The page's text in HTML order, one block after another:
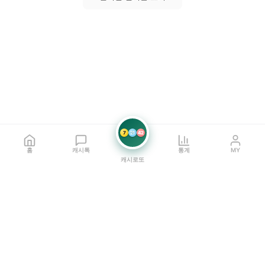
홈 캐시톡
7 21 42
캐시로또
통계 MY